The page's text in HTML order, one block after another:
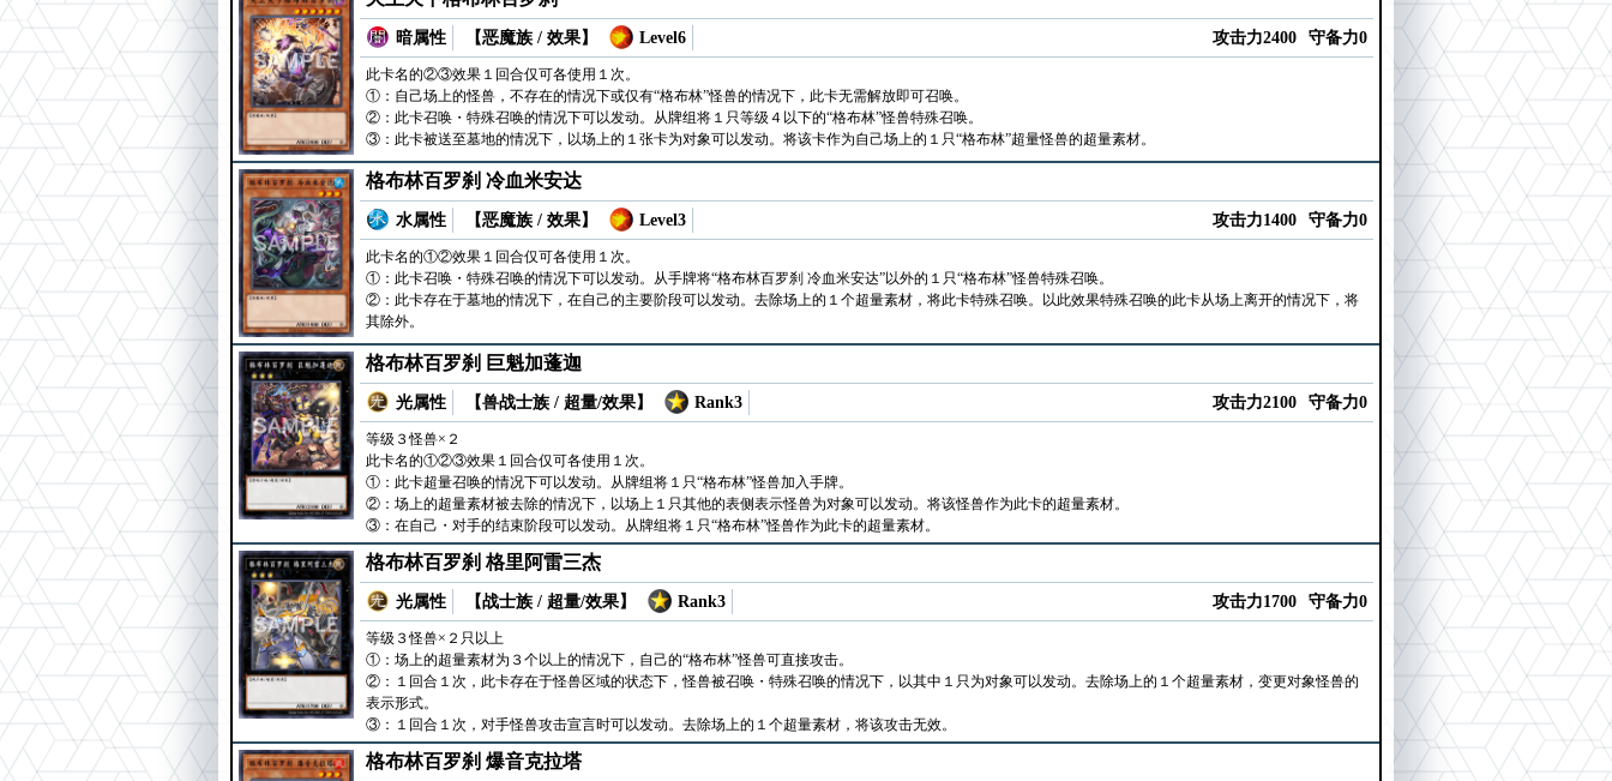
暗属性 【恶魔族 / 效果】 Level6 攻击力2400 守备力0
此卡名的②③效果１回合仅可各使用１次。
①：自己场上的怪兽，不存在的情况下或仅有“格布林”怪兽的情况下，此卡无需解放即可召唤。
②：此卡召唤・特殊召唤的情况下可以发动。从牌组将１只等级４以下的“格布林”怪兽特殊召唤。
③：此卡被送至墓地的情况下，以场上的１张卡为对象可以发动。将该卡作为自己场上的１只“格布林”超量怪兽的超量素材。
格布林百罗刹 冷血米安达
水属性 【恶魔族 / 效果】 Level3 攻击力1400 守备力0
此卡名的①②效果１回合仅可各使用１次。
①：此卡召唤・特殊召唤的情况下可以发动。从手牌将“格布林百罗刹 冷血米安达”以外的１只“格布林”怪兽特殊召唤。
②：此卡存在于墓地的情况下，在自己的主要阶段可以发动。去除场上的１个超量素材，将此卡特殊召唤。以此效果特殊召唤的此卡从场上离开的情况下，将
其除外。
格布林百罗刹 巨魁加蓬迦
光属性 【兽战士族 / 超量/效果】 Rank3 攻击力2100 守备力0
等级３怪兽×２
此卡名的①②③效果１回合仅可各使用１次。
①：此卡超量召唤的情况下可以发动。从牌组将１只“格布林”怪兽加入手牌。
②：场上的超量素材被去除的情况下，以场上１只其他的表侧表示怪兽为对象可以发动。将该怪兽作为此卡的超量素材。
③：在自己・对手的结束阶段可以发动。从牌组将１只“格布林”怪兽作为此卡的超量素材。
格布林百罗刹 格里阿雷三杰
光属性 【战士族 / 超量/效果】 Rank3 攻击力1700 守备力0
等级３怪兽×２只以上
①：场上的超量素材为３个以上的情况下，自己的“格布林”怪兽可直接攻击。
②：１回合１次，此卡存在于怪兽区域的状态下，怪兽被召唤・特殊召唤的情况下，以其中１只为对象可以发动。去除场上的１个超量素材，变更对象怪兽的
表示形式。
③：１回合１次，对手怪兽攻击宣言时可以发动。去除场上的１个超量素材，将该攻击无效。
格布林百罗刹 爆音克拉塔